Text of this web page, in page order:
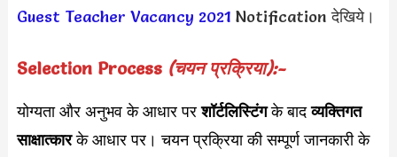
Guest Teacher Vacancy 2021Notification देखिये।
Selection Process (चयन प्रक्रिया):-
योग्यता और अनुभव के आधार परशॉर्टलिस्टिंगके बादव्यक्तिगत
साक्षात्कारके आधार पर। चयन प्रक्रिया की सम्पूर्ण जानकारी के